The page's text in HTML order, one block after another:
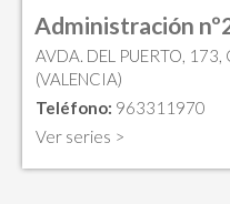
Administración
AVDA. DEL PUERTO,
(VALENCIA)
Teléfono: 963311970
Ver series >